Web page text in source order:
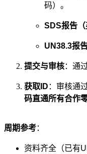
码）。
SDS报告（
UN38.3报
提交与审核：通
获取ID ：审核通
码直通所有合作
周期参考：
资料齐全（已有